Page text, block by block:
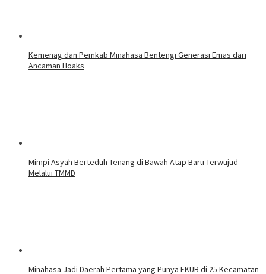
Kemenag dan Pemkab Minahasa Bentengi Generasi Emas dari
Ancaman Hoaks
Mimpi Asyah Berteduh Tenang di Bawah Atap Baru Terwujud
Melalui TMMD
Minahasa Jadi Daerah Pertama yang Punya FKUB di 25 Kecamatan